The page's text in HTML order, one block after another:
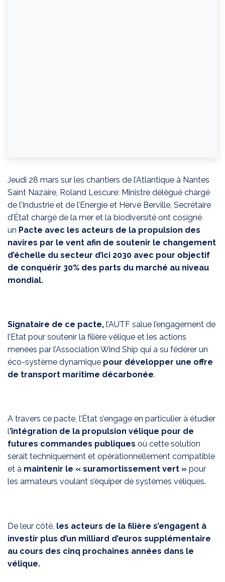
Jeudi 28 mars sur les chantiers de l’Atlantique à Nantes
Saint Nazaire, Roland Lescure: Ministre délégué chargé
de l’Industrie et de l’Energie et Hervé Berville, Secrétaire
d’État chargé de la mer et la biodiversité ont cosigné
un Pacte avec les acteurs de la propulsion des
navires par le vent afin de soutenir le changement
d’échelle du secteur d’ici 2030 avec pour objectif
de conquérir 30% des parts du marché au niveau
mondial.
Signataire de ce pacte, l’AUTF salue l’engagement de
l’Etat pour soutenir la filière vélique et les actions
menées par l’Association Wind Ship qui a su fédérer un
éco-système dynamique pour développer une offre
de transport maritime décarbonée.
A travers ce pacte, l’État s’engage en particulier à étudier
l’intégration de la propulsion vélique pour de
futures commandes publiques où cette solution
serait techniquement et opérationnellement compatible
et à maintenir le « suramortissement vert » pour
les armateurs voulant s’équiper de systèmes véliques.
De leur côté, les acteurs de la filière s’engagent à
investir plus d’un milliard d’euros supplémentaire
au cours des cinq prochaines années dans le
vélique.